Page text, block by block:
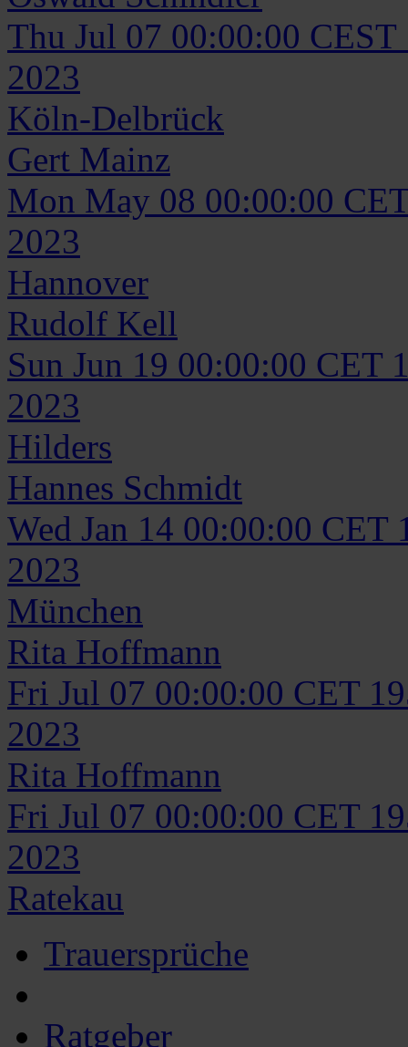
Thu Jul 07 00:00:00 CEST
2023
Köln-Delbrück
Gert Mainz
Mon May 08 00:00:00
2023
Hannover
Rudolf Kell
Sun Jun 19 00:00:00 CET
2023
Hilders
Hannes Schmidt
Wed Jan 14 00:00:00 CET
2023
München
Rita Hoffmann
Fri Jul 07 00:00:00 CET
2023
Rita Hoffmann
Fri Jul 07 00:00:00 CET
2023
Ratekau
Trauersprüche
Ratgeber